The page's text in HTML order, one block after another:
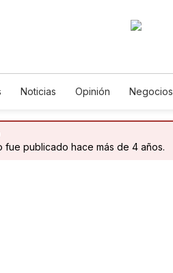
Noticias Opinión Negocios
fue publicado hace más de 4 años.